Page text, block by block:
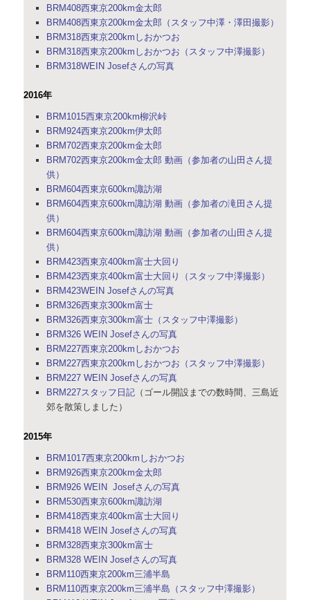
BRM408西東京200km金太郎
BRM408西東京200km金太郎（スタッフ中澤・澤田撮影）
BRM318西東京200kmしおかつお
BRM318西東京200kmしおかつお（スタッフ中澤撮影）
BRM318WEIN Josefさんの写真
2016年
BRM1015西東京200km柳沢峠
BRM924西東京200km伊太郎
BRM702西東京200km金太郎
BRM702西東京200km金太郎 動画（参加者の山田さん提
供）
BRM604西東京600km諏訪湖
BRM604西東京600km諏訪湖 動画（参加者の滝田さん提
供）
BRM604西東京600km諏訪湖 動画（参加者の山田さん提
供）
BRM423西東京400km富士大回り
BRM423西東京400km富士大回り（スタッフ中澤撮影）
BRM423WEIN Josefさんの写真
BRM326西東京300km富士
BRM326西東京300km富士（スタッフ中澤撮影）
BRM326 WEIN Josefさんの写真
BRM227西東京200kmしおかつお
BRM227西東京200kmしおかつお（スタッフ中澤撮影）
BRM227 WEIN Josefさんの写真
BRM227スタッフ日記（ゴール開設までの数時間、三島近
郊を散策しました）
2015年
BRM1017西東京200kmしおかつお
BRM926西東京200km金太郎
BRM926 WEIN Josefさんの写真
BRM530西東京600km諏訪湖
BRM418西東京400km富士大回り
BRM418 WEIN Josefさんの写真
BRM328西東京300km富士
BRM328 WEIN Josefさんの写真
BRM110西東京200km三浦半島
BRM110西東京200km三浦半島（スタッフ中澤撮影）